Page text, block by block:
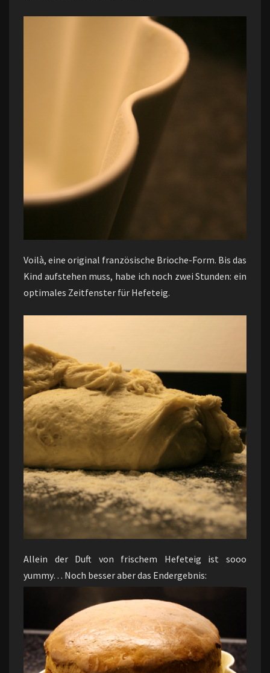
Voilà, eine original französische Brioche-Form. Bis das
Kind aufstehen muss, habe ich noch zwei Stunden: ein
optimales Zeitfenster für Hefeteig.
Allein der Duft von frischem Hefeteig ist sooo
yummy… Noch besser aber das Endergebnis: